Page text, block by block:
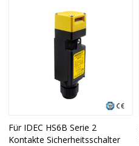
Für IDEC HS6B Serie 2
Kontakte Sicherheitsschalter